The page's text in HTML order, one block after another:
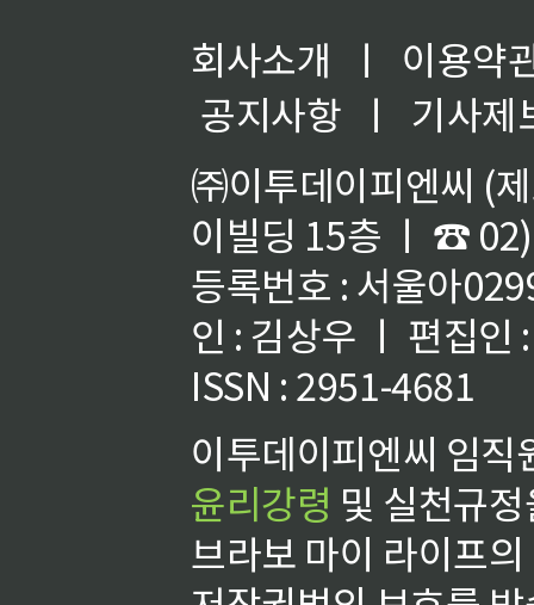
회사소개 ㅣ
이용약
공지사항
ㅣ
기사제
㈜이투데이피엔씨 (
이빌딩 15층 ㅣ ☎
등록번호 : 서울아
인 : 김상우 ㅣ 편집인
ISSN : 2951-4681
이투데이피엔씨 임
윤리강령 및 실천규
브라보 마이 라이프